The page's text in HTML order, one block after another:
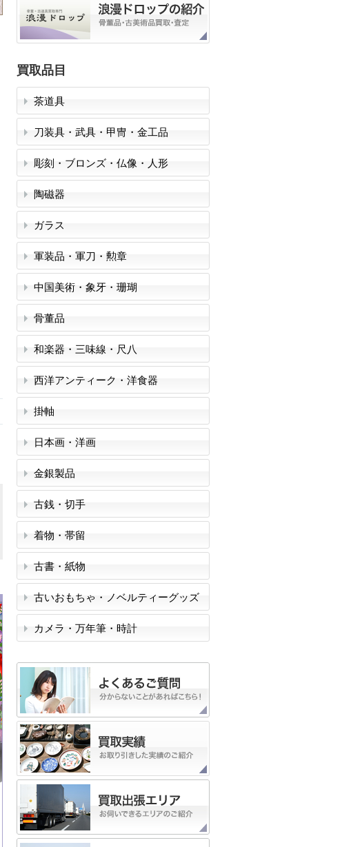
買取品目
茶道具
刀装具・武具・甲冑・金工品
彫刻・ブロンズ・仏像・人形
陶磁器
ガラス
軍装品・軍刀・勲章
中国美術・象牙・珊瑚
骨董品
和楽器・三味線・尺八
西洋アンティーク・洋食器
掛軸
日本画・洋画
金銀製品
古銭・切手
着物・帯留
古書・紙物
古いおもちゃ・ノベルティーグッズ
カメラ・万年筆・時計